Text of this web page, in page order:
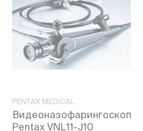
PENTAX MEDICAL
Видеоназофарингоскоп
Pentax VNL11-J10